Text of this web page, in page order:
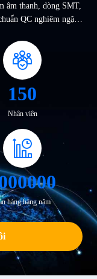
âm thanh, dòng SMT,
QC nghiêm ngặt
150
Nhân viên
hàng hàng năm